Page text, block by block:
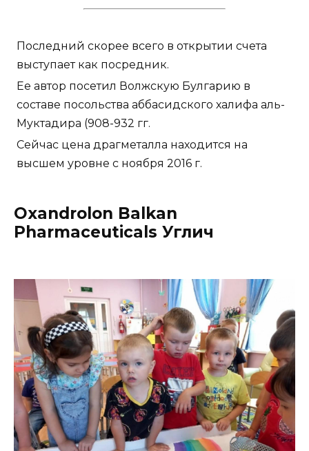
Последний скорее всего в открытии счета
выступает как посредник.
Ее автор посетил Волжскую Булгарию в
составе посольства аббасидского халифа аль-
Муктадира (908-932 гг.
Сейчас цена драгметалла находится на
высшем уровне с ноября 2016 г.
Oxandrolon Balkan
Pharmaceuticals Углич